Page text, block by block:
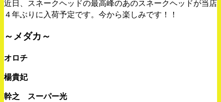
近日、スネークヘッドの最高峰のあのスネークヘッドが当店
４年ぶりに入荷予定です。今から楽しみです！！
～メダカ～
オロチ
楊貴妃
幹之 スーパー光